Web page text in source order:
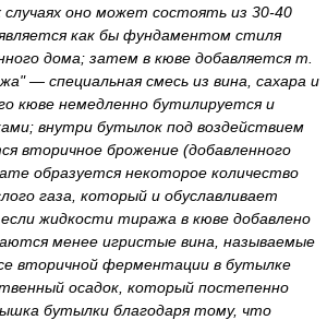
оно может состоять из 30-40
как бы фундаментом стиля
дома; затем в кюве добавляется т.
— специальная смесь из вина, сахара и
кюве немедленно бутилируется и
внутри бутылок под воздействием
вторичное брожение (добавленного
образуется некоторое количество
газа, который и обуславливает
жидкости тиража в кюве добавлено
менее игристые вина, называемые
вторичной ферментации в бутылке
осадок, который постепенно
бутылки благодаря тому, что